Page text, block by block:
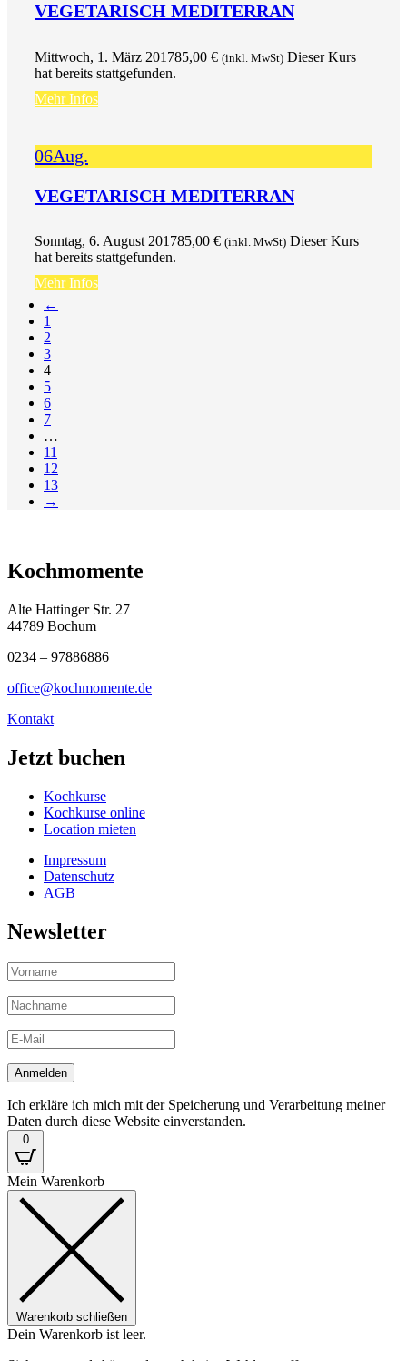
VEGETARISCH MEDITERRAN
Mittwoch, 1. März 201785,00 € (inkl. MwSt) Dieser Kurs
hat bereits stattgefunden.
Mehr Infos
06Aug.
VEGETARISCH MEDITERRAN
Sonntag, 6. August 201785,00 € (inkl. MwSt) Dieser Kurs
hat bereits stattgefunden.
Mehr Infos
←
1
2
3
4
5
6
7
…
11
12
13
→
Kochmomente
Alte Hattinger Str. 27
44789 Bochum
0234 – 97886886
office@kochmomente.de
Kontakt
Jetzt buchen
Kochkurse
Kochkurse online
Location mieten
Impressum
Datenschutz
AGB
Newsletter
Ich erkläre ich mich mit der Speicherung und Verarbeitung meiner
Daten durch diese Website einverstanden.
0
Mein Warenkorb
Warenkorb schließen
Dein Warenkorb ist leer.